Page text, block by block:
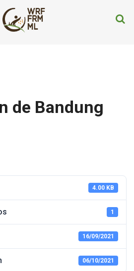
de Bandung
4.00 KB
1
16/09/2021
06/10/2021